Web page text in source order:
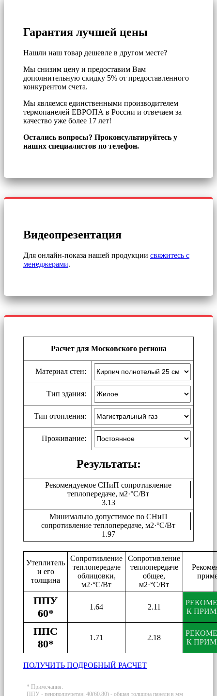
Гарантия лучшей цены
Нашли наш товар дешевле в другом месте?
Мы снизим цену и предоставим Вам
дополнительную скидку 5% от предоставленного
конкурентом счета.
Мы являемся единственными производителем
термопанелей ЕВРОПА в России и отвечаем за
качество уже более 17 лет!
Остались вопросы? Проконсультируйтесь у
наших специалистов по телефон.
Видеопрезентация
Для онлайн-показа нашей продукции свяжитесь с
менеджерами.
Расчет для Московского региона
Материал стен:
Тип здания:
Тип отопления:
Проживание:
Результаты:
Рекомендуемое СНиП сопротивление
теплопередаче, м2·°C/Вт
3.13
Минимально допустимое по СНиП
сопротивление теплопередаче, м2·°C/Вт
1.97
Утеплитель
и его
толщина
Сопротивление
теплопередаче
облицовки,
м2·°C/Вт
Сопротивление
теплопередаче
общее,
м2·°C/Вт
ППУ
60*
1.64 2.11
К
ППС
80*
1.71 2.18
К
ПОЛУЧИТЬ ПОДРОБНЫЙ РАСЧЕТ
* Примечания:
ППУ - пенополиуретан. 40(60,80) - общая толщина панели в мм